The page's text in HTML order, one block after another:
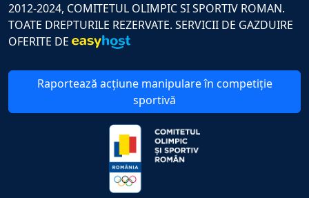
2012-2024, COMITETUL OLIMPIC SI SPORTIV ROMAN.
TOATE DREPTURILE REZERVATE. SERVICII DE GAZDUIRE
OFERITE DE
Raportează acțiune manipulare în competiție
sportivă